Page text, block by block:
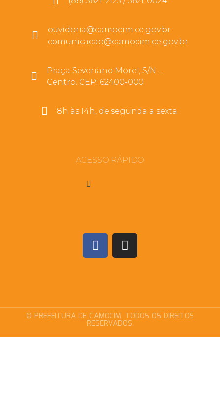
ouvidoria@camocim.ce.gov.br
comunicacao@camocim.ce.gov.br
Praça Severiano Morel, S/N –
Centro. CEP: 62400-000
8h às 14h, de segunda a sexta.
ACESSO RÁPIDO
© PREFEITURA DE CAMOCIM. TODOS OS DIREITOS
RESERVADOS.